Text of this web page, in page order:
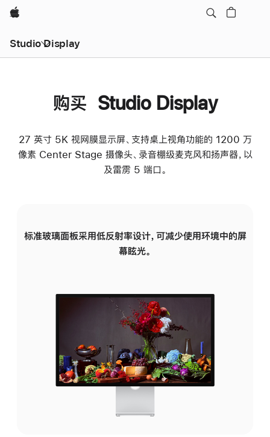
Apple
Studio Display
购买 Studio Display
27 英寸 5K 视网膜显示屏、支持桌上视角功能的 1200 万
像素 Center Stage 摄像头、录音棚级麦克风和扬声器，以
及雷雳 5 端口。
标准玻璃面板采用低反射率设计，可减少使用环境中的屏
幕眩光。